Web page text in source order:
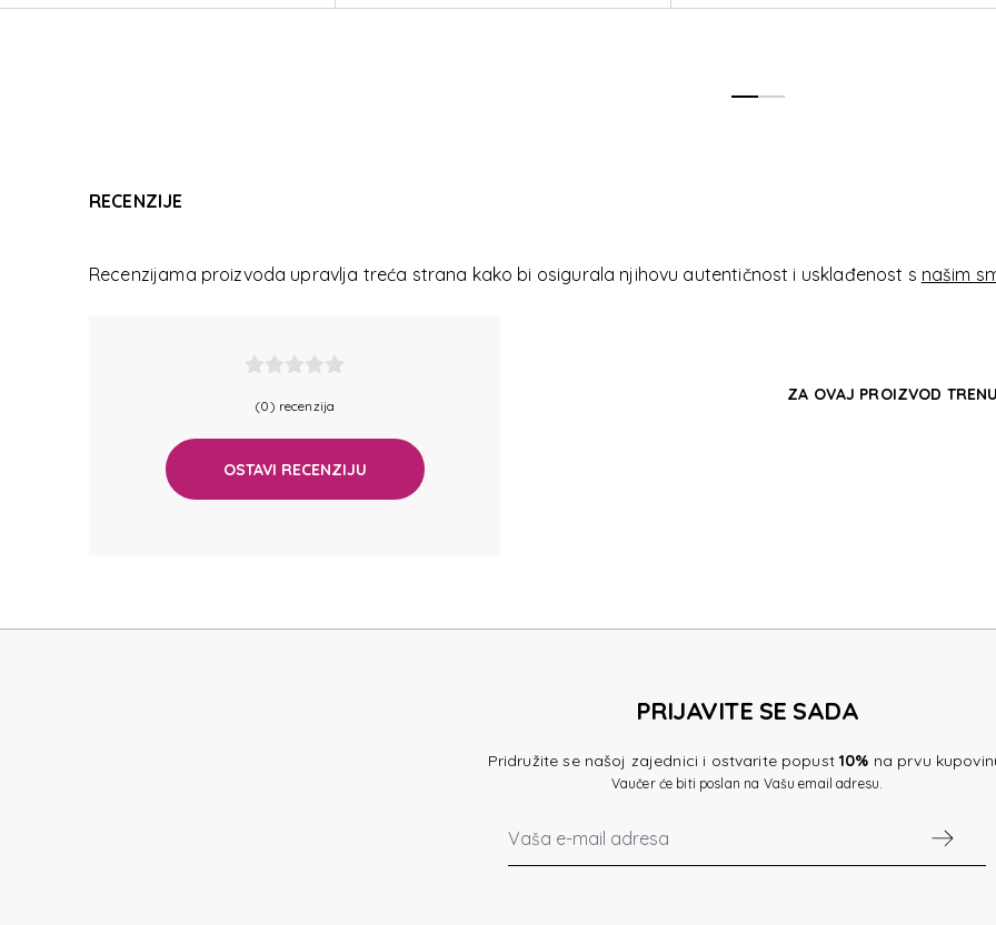
MICKEY
MICKEY
MICKEY
RECENZIJE
Recenzijama proizvoda upravlja treća strana kako bi osigurala njihovu autentičnost i usklađenost s našim
(0) recenzija
OSTAVI RECENZIJU
ZA OVAJ PROIZVOD
PRIJAVITE SE SADA
Pridružite se našoj zajednici i ostvarite popust10% na prvu
Vaučer će biti poslan na Vašu email adresu.